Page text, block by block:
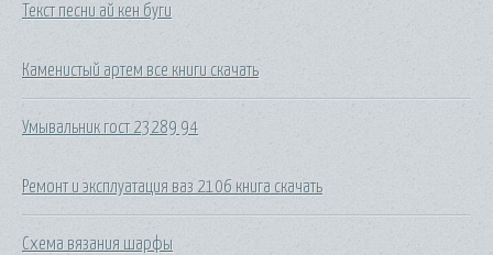
Текст песни ай кен буги
Каменистый артем все книги скачать
Умывальник гост 23289 94
Ремонт и эксплуатация ваз 2106 книга скачать
Схема вязания шарфы